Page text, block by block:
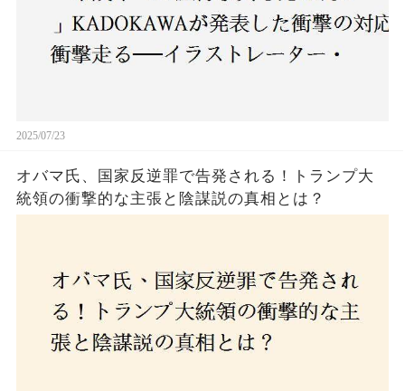
2025/07/23
オバマ氏、国家反逆罪で告発される！トランプ大
統領の衝撃的な主張と陰謀説の真相とは？